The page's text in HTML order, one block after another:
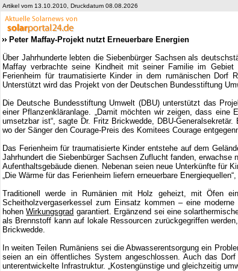
Artikel vom 13.10.2010, Druckdatum 08.08.2026
Peter Maffay-Projekt nutzt Erneuerbare Energien
Über Jahrhunderte lebten die Siebenbürger Sachsen als
Maffay verbrachte seine Kindheit mit seiner Familie im
Ferienheim für traumatisierte Kinder in dem rumänischen Dorf
Unterstützt wird das Projekt von der Deutschen Bundesstiftung
Die Deutsche Bundesstiftung Umwelt (DBU) unterstützt das
einer Pflanzenkläranlage. „Damit möchten wir zeigen, dass
umsetzbar ist“, sagte Dr. Fritz Brickwedde, DBU-
wo der Sänger den Courage-Preis des Komitees Courage
Das Ferienheim für traumatisierte Kinder entstehe auf dem
Jahrhundert die Siebenbürger Sachsen Zuflucht fanden,
Aufenthaltsgebäude dienen. Nebenan seien neue Unterkünfte für
„Die Wärme für das Ferienheim liefern erneuerbare
Traditionell werde in Rumänien mit Holz geheizt, mit Öfen
Scheitholzvergaserkessel zum Einsatz kommen – eine
hohenWirkungsgrad garantiert. Ergänzend sei eine
als Brennstoff kann auf lokale Ressourcen zurückgegriffen
Brickwedde.
In weiten Teilen Rumäniens sei die Abwasserentsorgung ein
seien an ein öffentliches System angeschlossen. Auch das
unterentwickelte Infrastruktur. „Kostengünstige und gleichzeitig